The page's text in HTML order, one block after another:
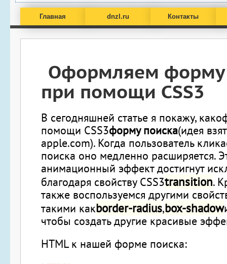
Главная dnzl.ru Контакты
Оформляем форму
при помощи CSS3
В сегодняшней статье я покажу, как
помощи CSS3форму поиска(идея
apple.com). Когда пользователь
поиска оно медленно расширяется.
анимационный эффект достигнут
благодаря свойству CSS3transition.
также воспользуемся другими
такими какborder-radius,box-shadow
чтобы создать другие красивые
HTML к нашей форме поиска: